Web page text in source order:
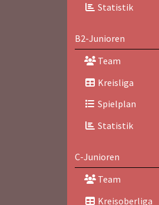
Statistik
B2-Junioren
Team
Kreisliga
Spielplan
Statistik
C-Junioren
Team
Kreisoberliga